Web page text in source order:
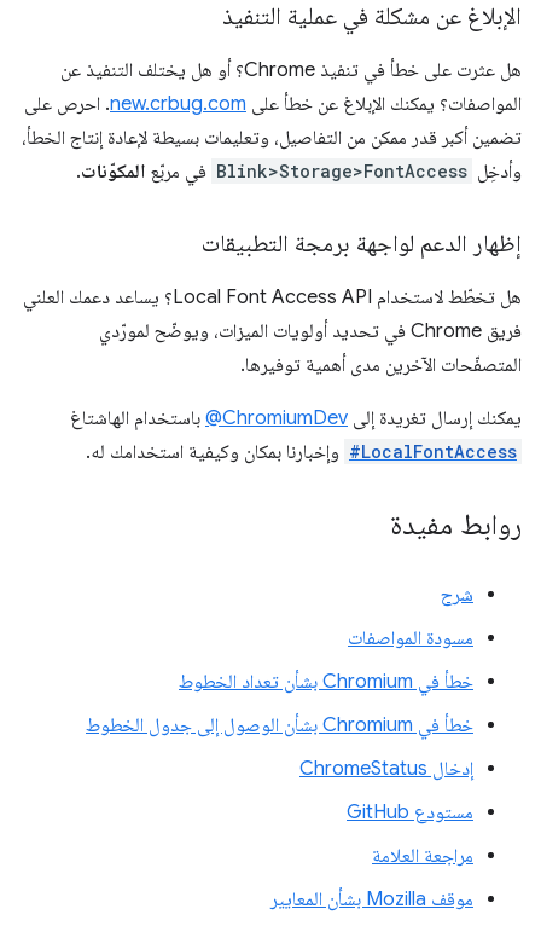
الإبلاغ عن مشكلة في عملية التنفيذ
هل عثرت على خطأ في تنفيذ Chrome؟ أو هل يختلف التنفيذ عن
المواصفات؟ يمكنك الإبلاغ عن خطأ على new.crbug.com. احرص على
تضمين أكبر قدر ممكن من التفاصيل، وتعليمات بسيطة لإعادة إنتاج الخطأ،
وأدخِل Blink>Storage>FontAccess في مربّع المكوّنات.
إظهار الدعم لواجهة برمجة التطبيقات
هل تخطّط لاستخدام Local Font Access API؟ يساعد دعمك العلني
فريق Chrome في تحديد أولويات الميزات، ويوضّح لمورّدي
المتصفّحات الآخرين مدى أهمية توفيرها.
يمكنك إرسال تغريدة إلى ‎@ChromiumDev باستخدام الهاشتاغ
#LocalFontAccess وإخبارنا بمكان وكيفية استخدامك له.
روابط مفيدة
شرح
مسودة المواصفات
خطأ في Chromium بشأن تعداد الخطوط
خطأ في Chromium بشأن الوصول إلى جدول الخطوط
إدخال ChromeStatus
مستودع GitHub
مراجعة العلامة
موقف Mozilla بشأن المعايير